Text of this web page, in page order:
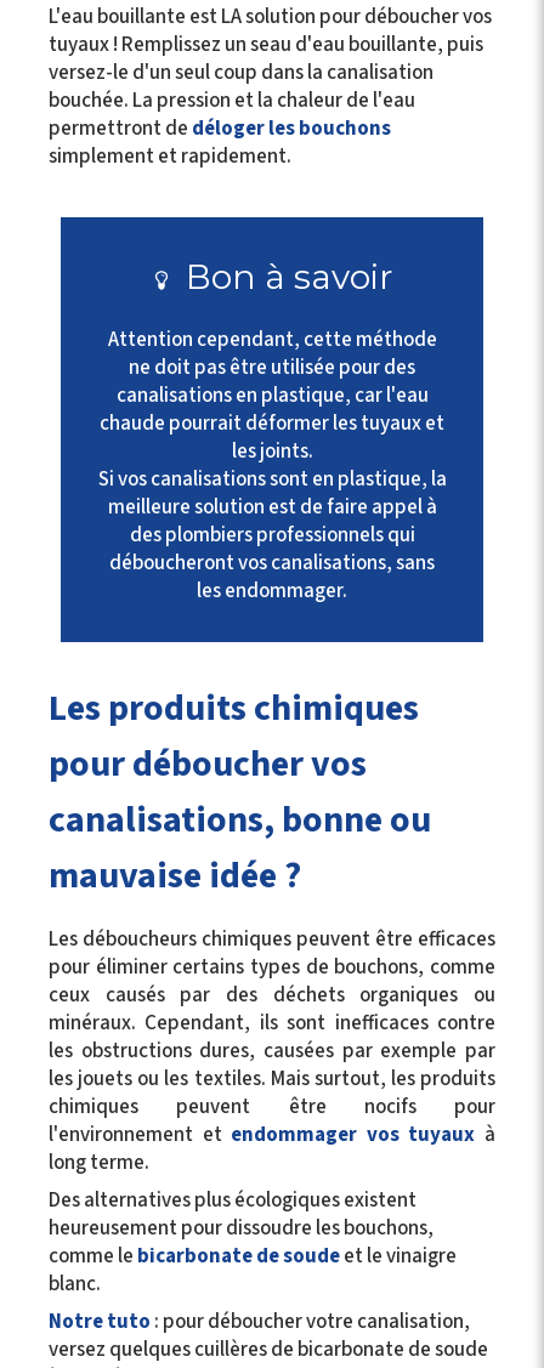
L'eau bouillante est LA solution pour déboucher vos
tuyaux ! Remplissez un seau d'eau bouillante, puis
versez-le d'un seul coup dans la canalisation
bouchée. La pression et la chaleur de l'eau
permettront de déloger les bouchons
simplement et rapidement.
Bon à savoir
Attention cependant, cette méthode
ne doit pas être utilisée pour des
canalisations en plastique, car l'eau
chaude pourrait déformer les tuyaux et
les joints.
Si vos canalisations sont en plastique, la
meilleure solution est de faire appel à
des plombiers professionnels qui
déboucheront vos canalisations,sans
les endommager.
Les produits chimiques
pour déboucher vos
canalisations, bonne ou
mauvaise idée ?
Les déboucheurs chimiques peuvent être efficaces
pour éliminer certains types de bouchons, comme
ceux causés par des déchets organiques ou
minéraux. Cependant, ils sont inefficaces contre
les obstructions dures, causées par exemple par
les jouets ou les textiles. Mais surtout, les produits
chimiques peuvent être nocifs pour
l'environnement etendommager vos tuyaux à
long terme.
Des alternatives plus écologiques existent
heureusement pour dissoudre les bouchons,
comme le bicarbonate de soudeet le vinaigre
blanc.
Notre tuto : pour déboucher votre canalisation,
versez quelques cuillères de bicarbonate de soude